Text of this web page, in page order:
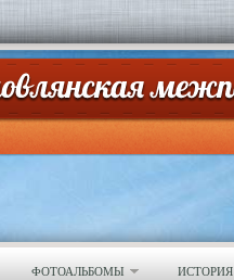
ФОТОАЛЬБОМЫ